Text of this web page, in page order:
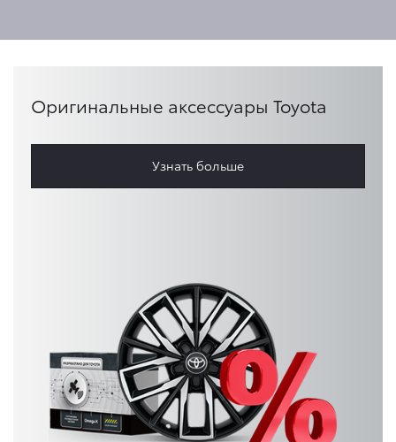
Оригинальные аксессуары Toyota
Узнать больше